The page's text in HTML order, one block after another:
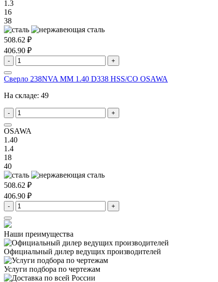
1.3
16
38
508.62 ₽
406.90 ₽
- +
Сверло 238NVA MM 1.40 D338 HSS/CO OSAWA
На складе: 49
- +
OSAWA
1.40
1.4
18
40
508.62 ₽
406.90 ₽
- +
Наши преимущества
Официальный дилер ведущих производителей
Услуги подбора по чертежам